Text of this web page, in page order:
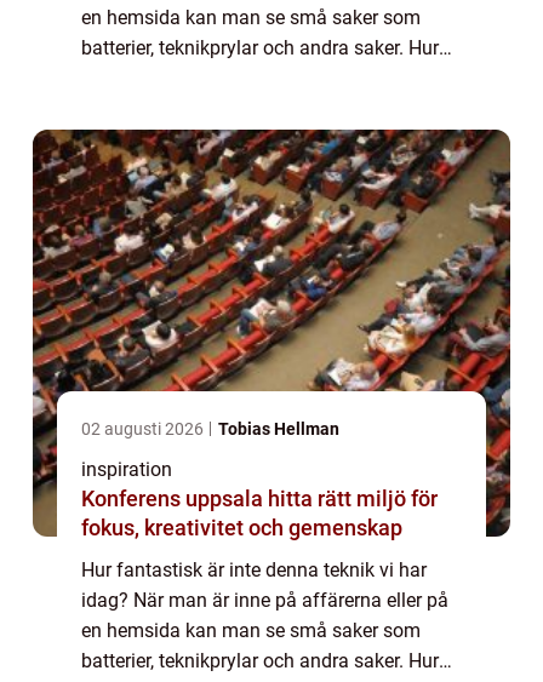
en hemsida kan man se små saker som
batterier, teknikprylar och andra saker. Hur
tillve...
02 augusti 2026 Tobias Hellman
inspiration
Konferens uppsala hitta rätt miljö för
fokus, kreativitet och gemenskap
Hur fantastisk är inte denna teknik vi har
idag? När man är inne på affärerna eller på
en hemsida kan man se små saker som
batterier, teknikprylar och andra saker. Hur